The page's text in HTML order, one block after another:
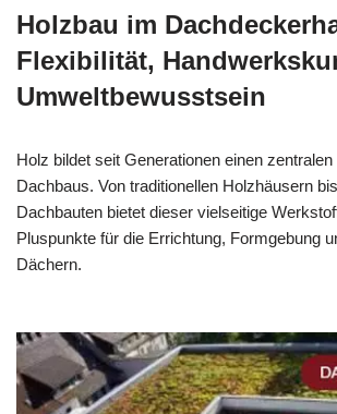
Holzbau im
Flexibilität,
Umweltbewusstsein
Holz bildet seit Generationen einen
Dachbaus. Von traditionellen Holzhäusern
Dachbauten bietet dieser vielseitige
Pluspunkte für die Errichtung, Formgebung
Dächern.